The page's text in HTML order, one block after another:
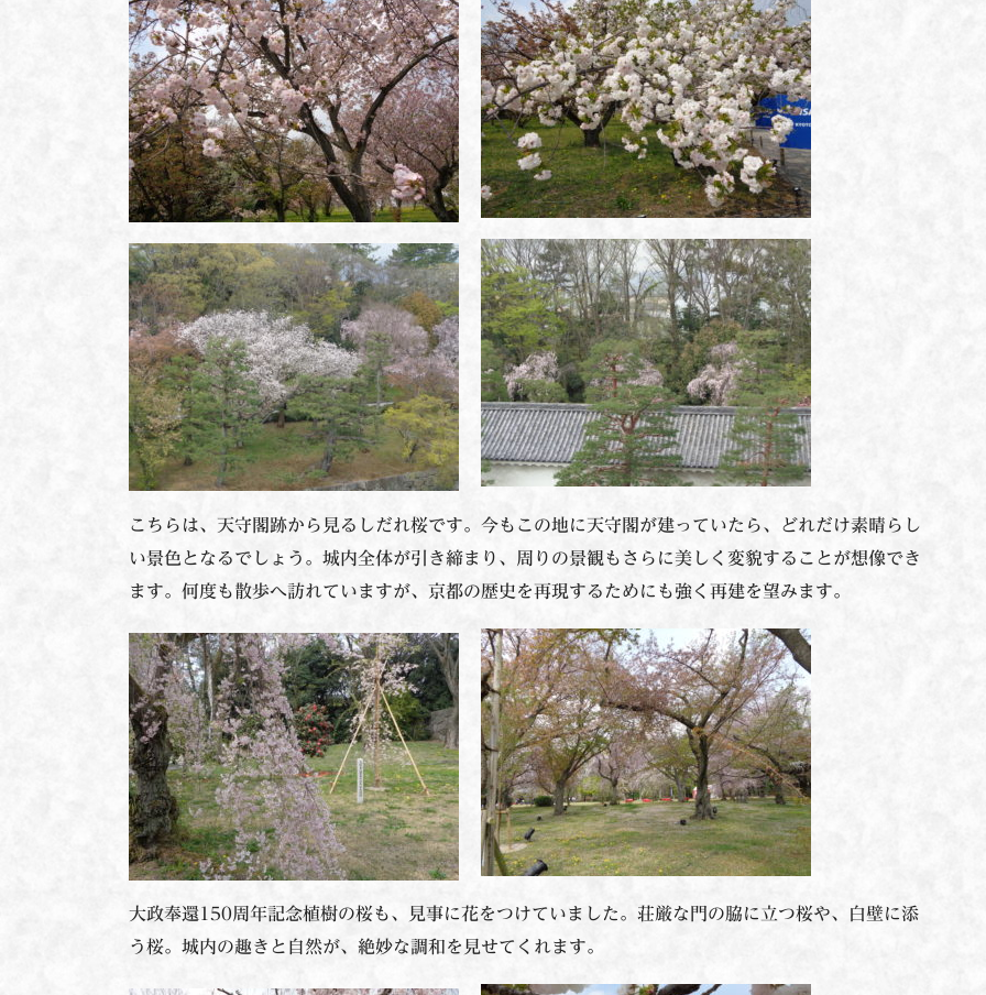
こちらは、天守閣跡から見るしだれ桜です。今もこの地に天守閣が建っていたら、どれだけ素晴らし
い景色となるでしょう。城内全体が引き締まり、周りの景観もさらに美しく変貌することが想像でき
ます。何度も散歩へ訪れていますが、京都の歴史を再現するためにも強く再建を望みます。
大政奉還150周年記念植樹の桜も、見事に花をつけていました。荘厳な門の脇に立つ桜や、白壁に添
う桜。城内の趣きと自然が、絶妙な調和を見せてくれます。